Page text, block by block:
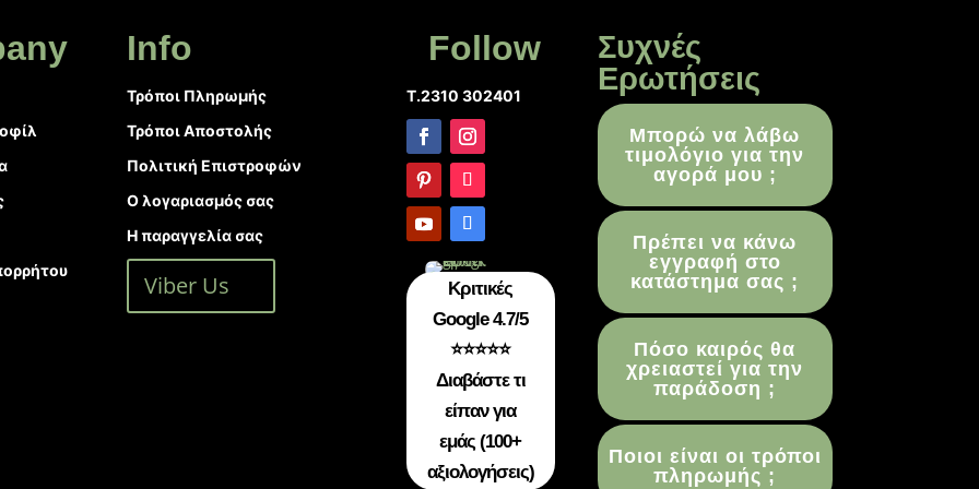
Info
Τρόποι Πληρωμής
Τρόποι Αποστολής
Πολιτική Επιστροφών
Ο λογαριασμός σας
Η παραγγελία σας
Viber Us
Follow
T.2310 302401
Κριτικές
Google 4.7/5
⭐⭐⭐⭐⭐
Διαβάστε τι
είπαν για
εμάς (100+
αξιολογήσεις)
Συχνές
Ερωτήσεις
Μπορώ να λάβω
τιμολόγιο για την
αγορά μου ;
Πρέπει να κάνω
εγγραφή στο
κατάστημα σας ;
Πόσο καιρός θα
χρειαστεί για την
παράδοση ;
Ποιοι είναι οι τρόποι
πληρωμής ;